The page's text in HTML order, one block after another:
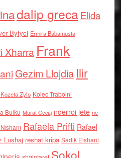
dalip grecaElida
Bytyci Ermira Babamusta
Xharra Frank
Gezim Llojdia Ilir
Zylo Kolec Traboini
Bulku Murat Gecaj nderroi jete ne
Rafaela Prifti Rafael
Lushaj reshat kripa Sadik Elshani
Sokol